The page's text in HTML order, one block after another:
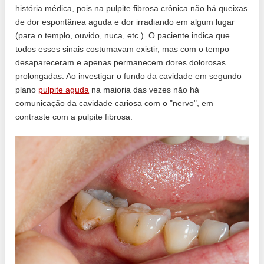
história médica, pois na pulpite fibrosa crônica não há queixas
de dor espontânea aguda e dor irradiando em algum lugar
(para o templo, ouvido, nuca, etc.). O paciente indica que
todos esses sinais costumavam existir, mas com o tempo
desapareceram e apenas permanecem dores dolorosas
prolongadas. Ao investigar o fundo da cavidade em segundo
plano pulpite aguda na maioria das vezes não há
comunicação da cavidade cariosa com o "nervo", em
contraste com a pulpite fibrosa.